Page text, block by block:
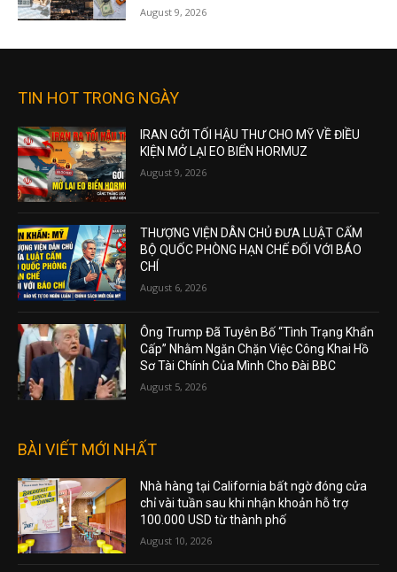
August 9, 2026
TIN HOT TRONG NGÀY
IRAN GỞI TỐI HẬU THƯ CHO MỸ VỀ ĐIỀU
KIỆN MỞ LẠI EO BIỂN HORMUZ
August 9, 2026
THƯỢNG VIỆN DÂN CHỦ ĐƯA LUẬT CẤM
BỘ QUỐC PHÒNG HẠN CHẾ ĐỐI VỚI BÁO
CHÍ
August 6, 2026
Ông Trump Đã Tuyên Bố “Tình Trạng Khẩn
Cấp” Nhằm Ngăn Chặn Việc Công Khai Hồ
Sơ Tài Chính Của Mình Cho Đài BBC
August 5, 2026
BÀI VIẾT MỚI NHẤT
Nhà hàng tại California bất ngờ đóng cửa
chỉ vài tuần sau khi nhận khoản hỗ trợ
100.000 USD từ thành phố
August 10, 2026